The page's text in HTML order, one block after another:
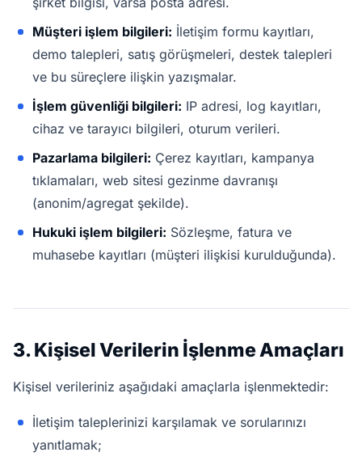
Müşteri işlem bilgileri: İletişim formu kayıtları,
demo talepleri, satış görüşmeleri, destek talepleri
ve bu süreçlere ilişkin yazışmalar.
İşlem güvenliği bilgileri: IP adresi, log kayıtları,
cihaz ve tarayıcı bilgileri, oturum verileri.
Pazarlama bilgileri: Çerez kayıtları, kampanya
tıklamaları, web sitesi gezinme davranışı
(anonim/agregat şekilde).
Hukuki işlem bilgileri: Sözleşme, fatura ve
muhasebe kayıtları (müşteri ilişkisi kurulduğunda).
3. Kişisel Verilerin İşlenme Amaçları
Kişisel verileriniz aşağıdaki amaçlarla işlenmektedir:
İletişim taleplerinizi karşılamak ve sorularınızı
yanıtlamak;